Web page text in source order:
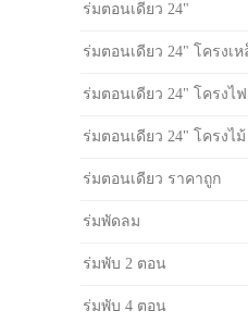
ร่มตอนเดียว 24"
ร่มตอนเดียว 24" โครงเห
ร่มตอนเดียว 24" โครงไฟ
ร่มตอนเดียว 24" โครงไม้
ร่มตอนเดียว ราคาถูก
ร่มพัดลม
ร่มพับ 2 ตอน
ร่มพับ 4 ตอน